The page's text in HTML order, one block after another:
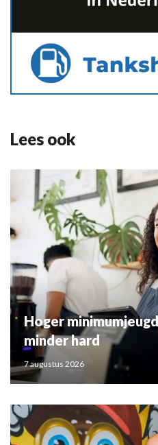
Lees ook
Hoger
minder hard
7 augustus 2026